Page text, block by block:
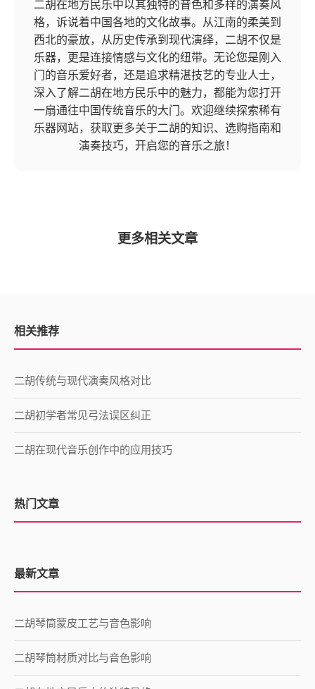
二胡在地方民乐中以其独特的音色和多样的演奏风
格，诉说着中国各地的文化故事。从江南的柔美到
西北的豪放，从历史传承到现代演绎，二胡不仅是
乐器，更是连接情感与文化的纽带。无论您是刚入
门的音乐爱好者，还是追求精湛技艺的专业人士，
深入了解二胡在地方民乐中的魅力，都能为您打开
一扇通往中国传统音乐的大门。欢迎继续探索稀有
乐器网站，获取更多关于二胡的知识、选购指南和
演奏技巧，开启您的音乐之旅！
更多相关文章
相关推荐
二胡传统与现代演奏风格对比
二胡初学者常见弓法误区纠正
二胡在现代音乐创作中的应用技巧
热门文章
最新文章
二胡琴筒蒙皮工艺与音色影响
二胡琴筒材质对比与音色影响